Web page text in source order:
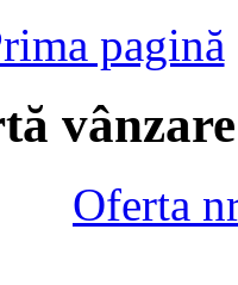
pagină
Oferta